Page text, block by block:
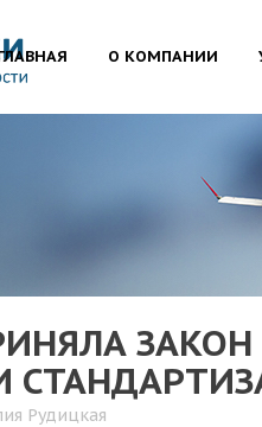
О КОМПАНИИ
Рудицкая